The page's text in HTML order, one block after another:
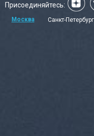
Присоединяйтесь:
Москва Санкт-Петербург